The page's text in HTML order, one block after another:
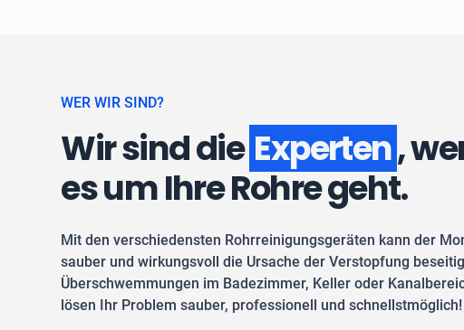
WER WIR SIND?
Wir sind die Experten,
es um Ihre Rohre geht.
Mit den verschiedensten Rohrreinigungsgeräten kann der
sauber und wirkungsvoll die Ursache der Verstopfung
Überschwemmungen im Badezimmer, Keller oder
lösen Ihr Problem sauber, professionell und schnellstmöglich!